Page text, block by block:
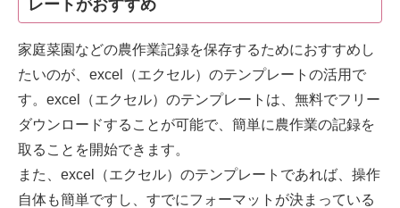
レートがおすすめ
家庭菜園などの農作業記録を保存するためにおすすめし
たいのが、excel（エクセル）のテンプレートの活用で
す。excel（エクセル）のテンプレートは、無料でフリー
ダウンロードすることが可能で、簡単に農作業の記録を
取ることを開始できます。
また、excel（エクセル）のテンプレートであれば、操作
自体も簡単ですし、すでにフォーマットが決まっている